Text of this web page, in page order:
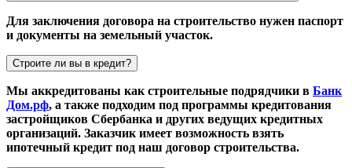
Для заключения договора на строительство нужен паспорт
и документы на земельный участок.
Строите ли вы в кредит?
Мы аккредитованы как строительные подрядчики в Банк
Дом.рф, а также подходим под программы кредитования
застройщиков Сбербанка и других ведущих кредитных
организаций. Заказчик имеет возможность взять
ипотечный кредит под наш договор строительства.